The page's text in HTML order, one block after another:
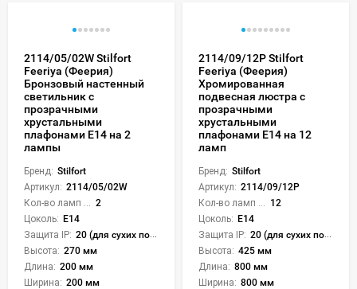
2114/05/02W Stilfort
Feeriya (Феерия)
Бронзовый настенный
светильник с
прозрачными
хрустальными
плафонами E14 на 2
лампы
Бренд: Stilfort
Артикул: 2114/05/02W
2
Цоколь: E14
Защита IP: 20 (для сухих пом.)
Высота: 270 мм
Длина: 200 мм
Ширина: 200 мм
2114/09/12P Stilfort
Feeriya (Феерия)
Хромированная
подвесная люстра с
прозрачными
хрустальными
плафонами E14 на 12
ламп
Бренд: Stilfort
Артикул: 2114/09/12P
12
Цоколь: E14
Защита IP: 20 (для сухих пом.)
Высота: 425 мм
Длина: 800 мм
Ширина: 800 мм